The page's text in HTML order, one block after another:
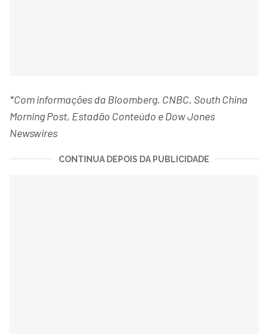
*Com informações da Bloomberg, CNBC, South China
Morning Post, Estadão Conteúdo e Dow Jones
Newswires
CONTINUA DEPOIS DA PUBLICIDADE